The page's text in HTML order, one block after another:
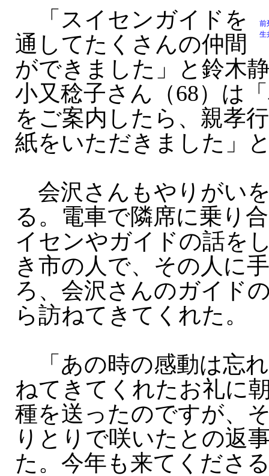
前
生
「スイセンガイドを
通してたくさんの仲間
ができました」と鈴木
小又稔子さん（68）は
をご案内したら、親孝
紙をいただきました」
会沢さんもやりがい
る。電車で隣席に乗り
イセンやガイドの話を
き市の人で、その人に
ろ、会沢さんのガイド
ら訪ねてきてくれた。
「あの時の感動は忘
ねてきてくれたお礼に
種を送ったのですが、
りとりで咲いたとの返
た。今年も来てくださ